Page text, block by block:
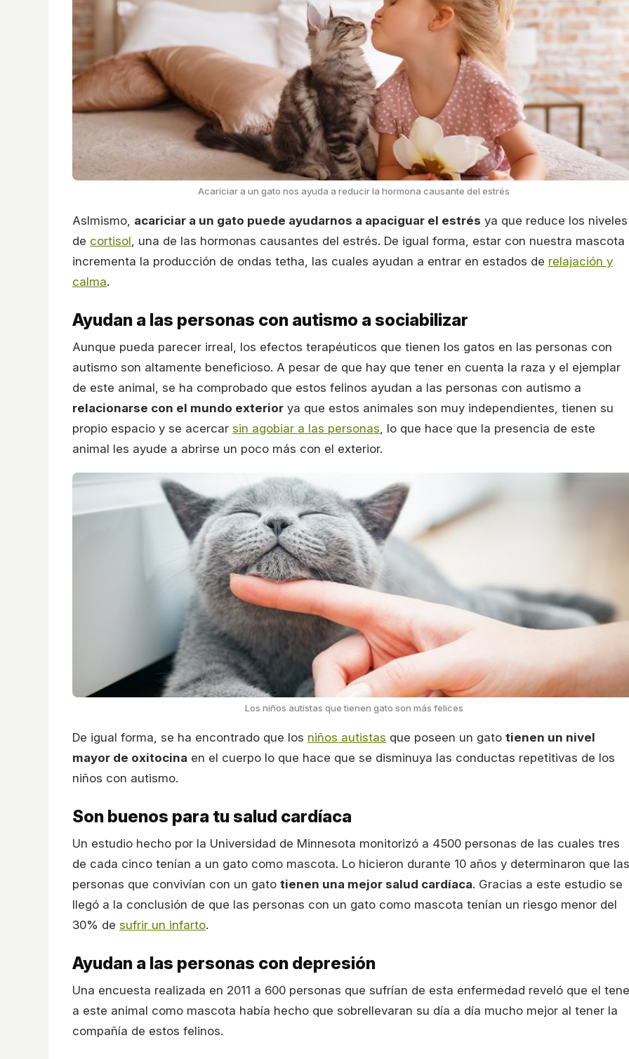
Acariciar a un gato nos ayuda a reducir la hormona causante del estrés
AsImismo, acariciar a un gato puede ayudarnos a apaciguar el estrés ya que reduce los niveles
de cortisol , una de las hormonas causantes del estrés. De igual forma, estar con nuestra mascota
incrementa la producción de ondas tetha, las cuales ayudan a entrar en estados de relajación y
calma.
Ayudan a las personas con autismo a sociabilizar
Aunque pueda parecer irreal, los efectos terapéuticos que tienen los gatos en las personas con
autismo son altamente beneficioso. A pesar de que hay que tener en cuenta la raza y el ejemplar
de este animal, se ha comprobado que estos felinos ayudan a las personas con autismo a
relacionarse con el mundo exterior ya que estos animales son muy independientes, tienen su
propio espacio y se acercar sin agobiar a las personas , lo que hace que la presencia de este
animal les ayude a abrirse un poco más con el exterior.
Los niños autistas que tienen gato son más felices
De igual forma, se ha encontrado que los niños autistas que poseen un gato tienen un nivel
mayor de oxitocina en el cuerpo lo que hace que se disminuya las conductas repetitivas de los
niños con autismo.
Son buenos para tu salud cardíaca
Un estudio hecho por la Universidad de Minnesota monitorizó a 4500 personas de las cuales tres
de cada cinco tenían a un gato como mascota. Lo hicieron durante 10 años y determinaron que las
personas que convivían con un gato tienen una mejor salud cardíaca. Gracias a este estudio se
llegó a la conclusión de que las personas con un gato como mascota tenían un riesgo menor del
30% de sufrir un infarto.
Ayudan a las personas con depresión
Una encuesta realizada en 2011 a 600 personas que sufrían de esta enfermedad reveló que el
a este animal como mascota había hecho que sobrellevaran su día a día mucho mejor al tener la
compañía de estos felinos.